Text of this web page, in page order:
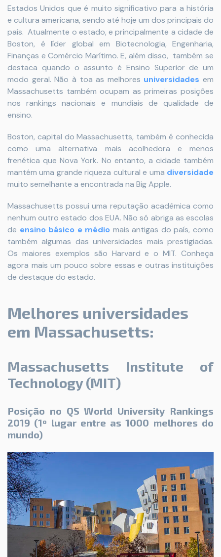
Estados Unidos que é muito significativo para a história
e cultura americana, sendo até hoje um dos principais do
país. Atualmente o estado, e principalmente a cidade de
Boston, é líder global em Biotecnologia, Engenharia,
Finanças e Comércio Marítimo. E, além disso, também se
destaca quando o assunto é Ensino Superior de um
modo geral. Não à toa as melhores universidades em
Massachusetts também ocupam as primeiras posições
nos rankings nacionais e mundiais de qualidade de
ensino.
Boston, capital do Massachusetts, também é conhecida
como uma alternativa mais acolhedora e menos
frenética que Nova York. No entanto, a cidade também
mantém uma grande riqueza cultural e uma diversidade
muito semelhante a encontrada na Big Apple.
Massachusetts possui uma reputação acadêmica como
nenhum outro estado dos EUA. Não só abriga as escolas
de ensino básico e médio mais antigas do país, como
também algumas das universidades mais prestigiadas.
Os maiores exemplos são Harvard e o MIT. Conheça
agora mais um pouco sobre essas e outras instituições
de destaque do estado.
Melhores universidades
em Massachusetts:
Massachusetts Institute of
Technology (MIT)
Posição no QS World University Rankings
2019 (1º lugar entre as 1000 melhores do
mundo)